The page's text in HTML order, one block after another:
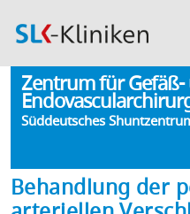
Zentrum für
Süddeutsches
Behandlung der